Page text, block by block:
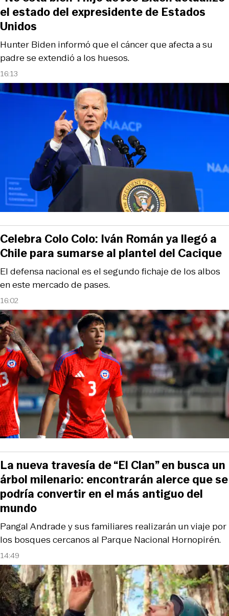
16:13
Hunter Biden informó que el cáncer que afecta a su
padre se extendió a los huesos.
el estado del expresidente de Estados
Unidos
16:02
El defensa nacional es el segundo fichaje de los albos
en este mercado de pases.
Celebra Colo Colo: Iván Román ya llegó a
Chile para sumarse al plantel del Cacique
14:49
Pangal Andrade y sus familiares realizarán un viaje por
los bosques cercanos al Parque Nacional Hornopirén.
La nueva travesía de “El Clan” en busca un
árbol milenario: encontrarán alerce que se
podría convertir en el más antiguo del
mundo